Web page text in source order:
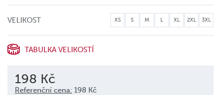
VELIKOST XS S M L XL 2XL 3XL
TABULKA VELIKOSTÍ
198 Kč
Referenční cena: 198 Kč